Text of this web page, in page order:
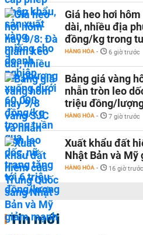
Giá heo hơi
dài, nhiều địa
đồng/kg trong
HÀNG HÓA - 6 giờ trước
Bảng giá vàng
nhẫn tròn leo
triệu đồng/
HÀNG HÓA - 7 giờ trước
Xuất khẩu đất
Nhật Bản và Mỹ
HÀNG HÓA - 16 giờ trước
Tin mới